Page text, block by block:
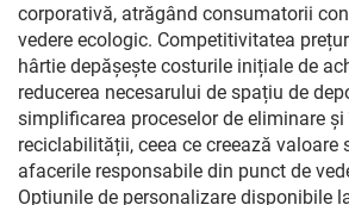
corporativă, atrăgând consumatorii
vedere ecologic. Competitivitatea
hârtie depășește costurile inițiale de
reducerea necesarului de spațiu de
simplificarea proceselor de eliminare
reciclabilității, ceea ce creează valoare
afacerile responsabile din punct de
Opțiunile de personalizare disponibile